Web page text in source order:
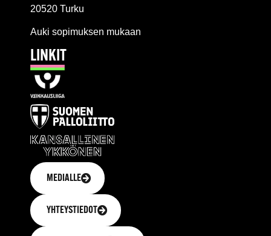
20520 Turku
Auki sopimuksen mukaan
LINKIT
MEDIALLE
YHTEYSTIEDOT